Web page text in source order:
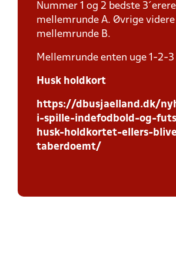
Nummer 1 og 2 bedste
mellemrunde A. Øvrige videre
mellemrunde B.
Mellemrunde enten uge 1-2-3
Husk holdkort
https://dbusjaelland.dk/
i-spille-indefodbold-og-
husk-holdkortet-ellers-
taberdoemt/